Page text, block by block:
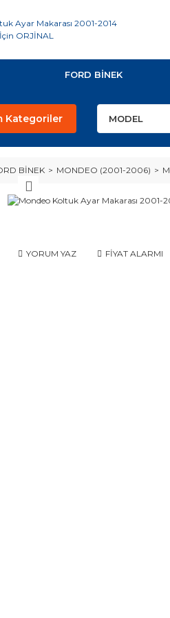
FORD BİNEK
Kategoriler
BİNEK MONDEO (2001-2006)
YORUM YAZ FİYAT ALARMI